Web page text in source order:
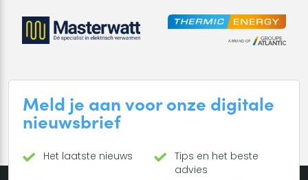
Meld je aan voor onze digitale
nieuwsbrief
Het laatste nieuws
Tips en het beste
advies